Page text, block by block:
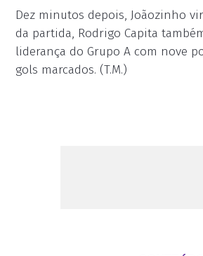
Dez minutos depois, Joãozinho
da partida, Rodrigo Capita
liderança do Grupo A com nove
gols marcados. (T.M.)